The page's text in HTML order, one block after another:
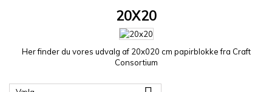
20X20
Her finder du vores udvalg af 20x020 cm papirblokke fra Craft
Consortium